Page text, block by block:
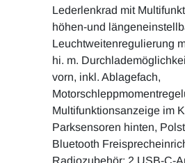
Lederlenkrad mit
höhen-und
Leuchtweitenregulierung
hi. m.
vorn, inkl. Ablagefach,
Multifunktionsanzeige im
Parksensoren hinten,
Bluetooth
Radiozubehör: 2 USB-C-